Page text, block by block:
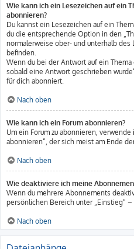
Wie kann ich ein Lesezeichen auf ein
abonnieren?
Du kannst ein Lesezeichen auf ein
du die entsprechende Option in den
normalerweise ober- und unterhalb des
befinden.
Wenn du bei der Antwort auf ein
sobald eine Antwort geschrieben
für dich abonniert.
Nach oben
Wie kann ich ein Forum abonnieren?
Um ein Forum zu abonnieren, verwende
abonnieren“, der sich meist am Ende
Nach oben
Wie deaktiviere ich meine
Wenn du mehrere Abonnements
persönlichen Bereich unter „Einstieg“
Nach oben